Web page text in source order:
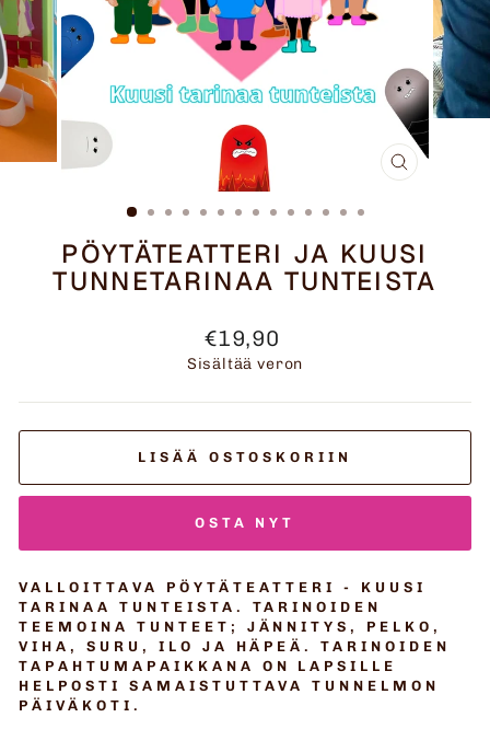
SULJE
PÖYTÄTEATTERI JA KUUSI
TUNNETARINAA TUNTEISTA
Normaalihinta
€19,90
Sisältää veron
LISÄÄ OSTOSKORIIN
OSTA NYT
VALLOITTAVA PÖYTÄTEATTERI - KUUSI
TARINAA TUNTEISTA. TARINOIDEN
TEEMOINA TUNTEET; JÄNNITYS, PELKO,
VIHA, SURU, ILO JA HÄPEÄ. TARINOIDEN
TAPAHTUMAPAIKKANA ON LAPSILLE
HELPOSTI SAMAISTUTTAVA TUNNELMON
PÄIVÄKOTI.